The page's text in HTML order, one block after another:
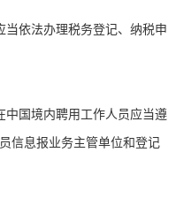
依法办理税务登记、纳税申
国境内聘用工作人员应当遵
信息报业务主管单位和登记